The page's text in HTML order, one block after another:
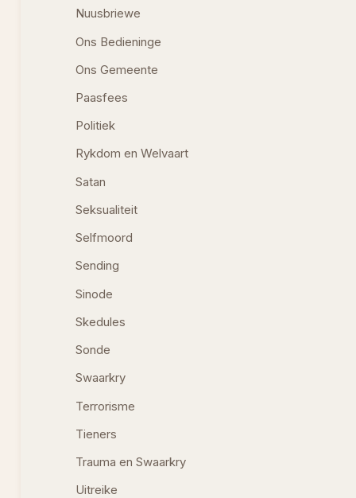
Nuusbriewe
Ons Bedieninge
Ons Gemeente
Paasfees
Politiek
Rykdom en Welvaart
Satan
Seksualiteit
Selfmoord
Sending
Sinode
Skedules
Sonde
Swaarkry
Terrorisme
Tieners
Trauma en Swaarkry
Uitreike